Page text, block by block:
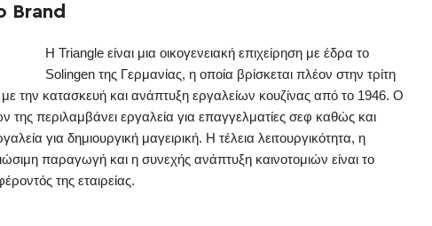
Brand
Η Triangle είναι μια οικογενειακή επιχείρηση με έδρα το
Solingen της Γερμανίας, η οποία βρίσκεται πλέον στην τρίτη
με την κατασκευή και ανάπτυξη εργαλείων κουζίνας από το 1946. Ο
της περιλαμβάνει εργαλεία για επαγγελματίες σεφ καθώς και
για δημιουργική μαγειρική. Η τέλεια λειτουργικότητα, η
παραγωγή και η συνεχής ανάπτυξη καινοτομιών είναι το
της εταιρείας.